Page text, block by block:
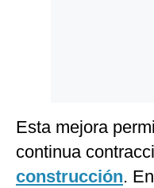
Esta mejora
continua
construcción.